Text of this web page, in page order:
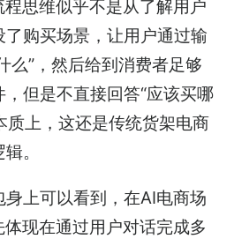
思维似乎不是从了解用户
购买场景，让用户通过输
么”，然后给到消费者足够
但是不直接回答“应该买哪
质上，这还是传统货架电商
。
上可以看到，在AI电商场
现在通过用户对话完成多